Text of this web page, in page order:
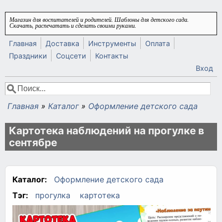
Перейти к основному содержанию
Магазин для воспитателей и родителей. Шаблоны для детского сада.
Скачать, распечатать и сделать своими руками.
Главная Доставка Инструменты
Оплата
Праздники
Соцсети
Контакты
Вход
Форма поиска
Поиск
Вы здесь
Главная » Каталог » Оформление детского сада
Картотека наблюдений на прогулке в
сентябре
Каталог:
Оформление детского сада
Тэг:
прогулка картотека